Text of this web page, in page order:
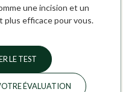
une incision et un
plus efficace pour vous.
LE TEST
ÉVALUATION